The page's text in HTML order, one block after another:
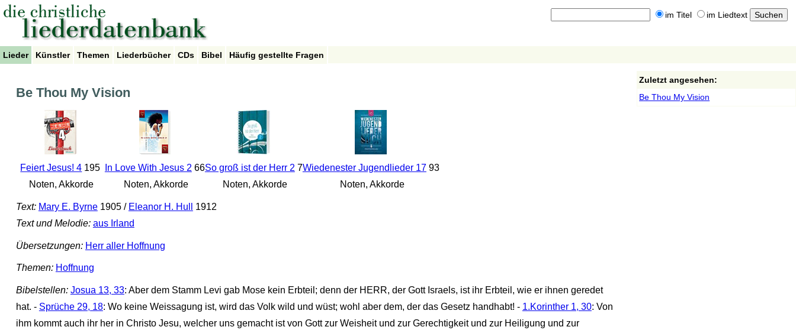
im Titel im Liedtext
Lieder Künstler Themen Liederbücher CDs Bibel Häufig gestellte Fragen
Be Thou My Vision
Feiert Jesus! 4 195
Noten, Akkorde
In Love With Jesus 266
Noten, Akkorde
So groß ist der Herr 27
Noten, Akkorde
Wiedenester Jugendlieder 1793
Noten, Akkorde
Text: Mary E. Byrne1905 / Eleanor H. Hull
1912
Text und Melodie: aus Irland
Übersetzungen: Herr aller Hoffnung
Themen: Hoffnung
Bibelstellen: Josua 13, 33: Aber dem Stamm Levi gab Mose kein Erbteil; denn der HERR, der Gott Israels, ist ihr Erbteil, wie er ihnen geredet
hat. - Sprüche 29, 18: Wo keine Weissagung ist, wird das Volk wild und wüst; wohl aber dem, der das Gesetz handhabt! - 1.Korinther 1, 30: Von
ihm kommt auch ihr her in Christo Jesu, welcher uns gemacht ist von Gott zur Weisheit und zur Gerechtigkeit und zur Heiligung und zur
Zuletzt angesehen:
Be Thou My Vision